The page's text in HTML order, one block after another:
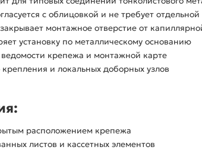
с облицовкой и не требует
монтажное отверстие от
установку по металлическому основанию
ведомости крепежа и монтажной карте
и локальных доборных узлов
расположением крепежа
листов и кассетных элементов